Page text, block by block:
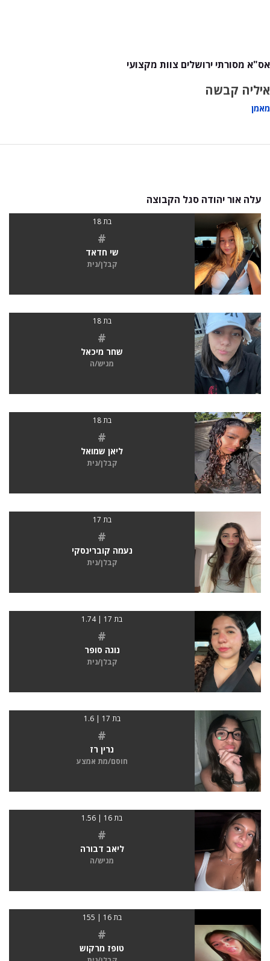
אס"א מסורתי ירושלים צוות מקצועי
איליה קבשה
מאמן
עלה אור יהודה סגל הקבוצה
בת 18
#
שי חדאד
קבלן/נית
בת 18
#
שחר מיכאל
מגיש/ה
בת 18
#
ליאן שמואל
קבלן/נית
בת 17
#
נעמה קוברינסקי
קבלן/נית
בת 17 | 1.74
#
נוגה סופר
קבלן/נית
בת 17 | 1.6
#
נרין רז
חוסם/מת אמצע
בת 16 | 1.56
#
ליאב דבורה
מגיש/ה
בת 16 | 155
#
טופז מרקוש